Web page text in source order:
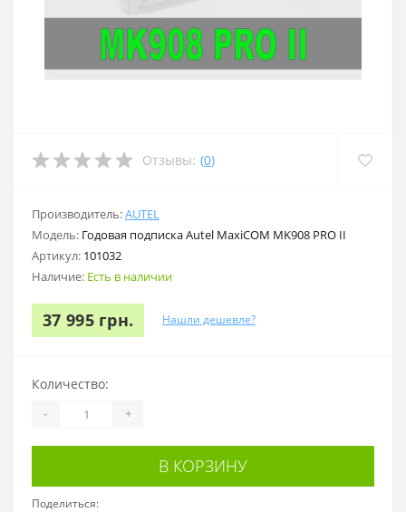
Отзывы: (0)
Производитель:AUTEL
Модель: Годовая подписка Autel MaxiCOM MK908 PRO II
Артикул: 101032
Наличие: Есть в наличии
37 995 грн. Нашли дешевле?
Количество:
- +
В КОРЗИНУ
Поделиться: